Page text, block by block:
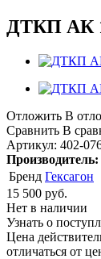
ДТКП АК
Отложить В
Сравнить В
Артикул: 402-
Производитель:
Бренд Гексагон
15 500 руб.
Нет в наличии
Узнать о
Цена
отличаться от